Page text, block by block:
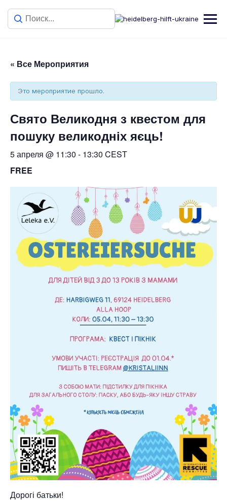
« Все Мероприятия
Это мероприятие прошло.
Свято Великодня з квестом для
пошуку великодніх яєць!
5 апреля @ 11:30 - 13:30 CEST
FREE
Дорогі батьки!